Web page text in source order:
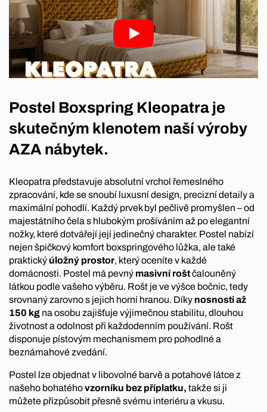
Postel Boxspring Kleopatra je
skutečným klenotem naší výroby
AZA nábytek.
Kleopatra představuje absolutní vrchol řemeslného
zpracování, kde se snoubí luxusní design, precizní detaily a
maximální pohodlí. Každý prvek byl pečlivě promyšlen – od
majestátního čela s hlubokým prošíváním až po elegantní
nožky, které dotvářejí její jedinečný charakter. Postel nabízí
nejen špičkový komfort boxspringového lůžka, ale také
praktický úložný prostor, který oceníte v každé
domácnosti. Postel má pevný masivní roštčalouněný
látkou podle vašeho výběru. Rošt je ve výšce bočnic, tedy
srovnaný zarovno s jejich horní hranou. Díky nosnosti až
150 kg na osobu zajišťuje výjimečnou stabilitu, dlouhou
životnost a odolnost při každodenním používání. Rošt
disponuje pístovým mechanismem pro pohodlné a
beznámahové zvedání.
Postel lze objednat v libovolné barvě a potahové látce z
našeho bohatéhovzorníku bez příplatku, takže si ji
můžete přizpůsobit přesně svému interiéru a vkusu.